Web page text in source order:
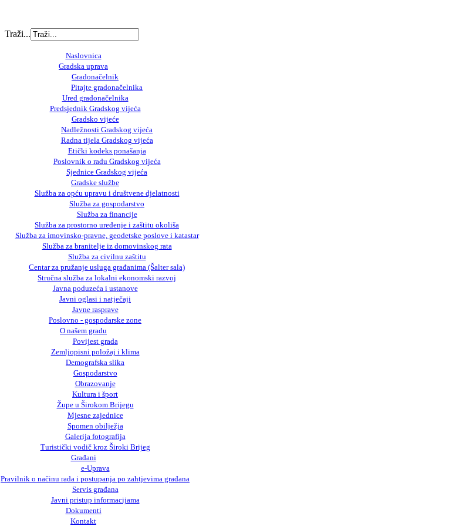
Traži...
Naslovnica
Gradska uprava
Gradonačelnik
Pitajte gradonačelnika
Ured gradonačelnika
Predsjednik Gradskog vijeća
Gradsko vijeće
Nadležnosti Gradskog vijeća
Radna tijela Gradskog vijeća
Etički kodeks ponašanja
Poslovnik o radu Gradskog vijeća
Sjednice Gradskog vijeća
Gradske službe
Služba za opću upravu i društvene djelatnosti
Služba za gospodarstvo
Služba za financije
Služba za prostorno uređenje i zaštitu okoliša
Služba za imovinsko-pravne, geodetske poslove i katastar
Služba za branitelje iz domovinskog rata
Služba za civilnu zaštitu
Centar za pružanje usluga građanima (Šalter sala)
Stručna služba za lokalni ekonomski razvoj
Javna poduzeća i ustanove
Javni oglasi i natječaji
Javne rasprave
Poslovno - gospodarske zone
O našem gradu
Povijest grada
Zemljopisni položaj i klima
Demografska slika
Gospodarstvo
Obrazovanje
Kultura i šport
Župe u Širokom Brijegu
Mjesne zajednice
Spomen obilježja
Galerija fotografija
Turistički vodič kroz Široki Brijeg
Građani
e-Uprava
Pravilnik o načinu rada i postupanja po zahtjevima građana
Servis građana
Javni pristup informacijama
Dokumenti
Kontakt